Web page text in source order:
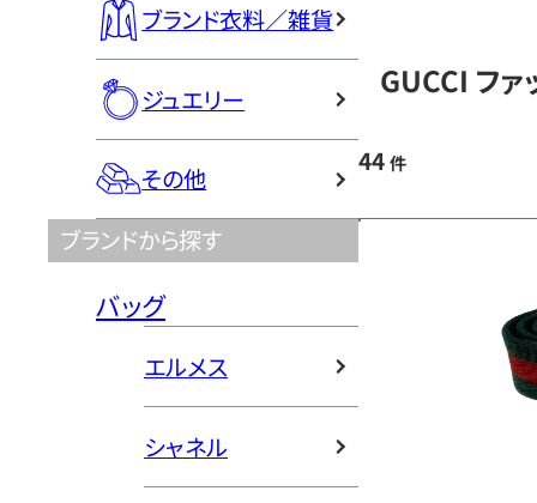
ブランド衣料／雑貨
ジュエリー
その他
ブランドから探す
バッグ
エルメス
シャネル
GUCCI ファ
44 件